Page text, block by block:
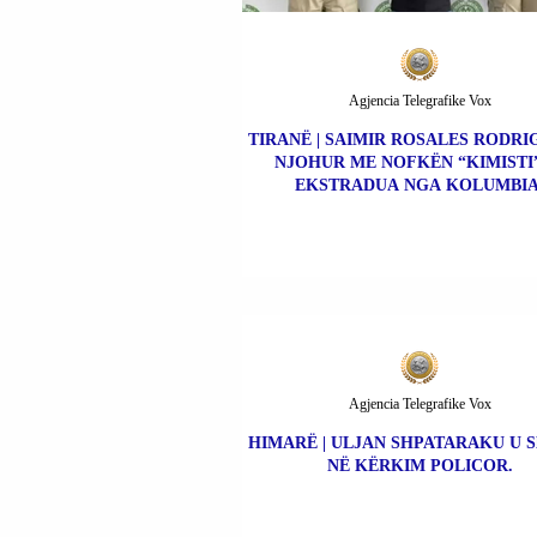
TIRANË | SAIMIR ROSALES
NJOHUR ME NOFKËN
EKSTRADUA NGA
Agjencia Telegrafike Vox
HIMARË | ULJAN SHPATARAKU U
NË KËRKIM POLICOR.
Agjencia Telegrafike Vox